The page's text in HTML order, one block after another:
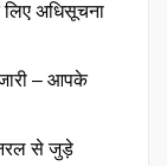
लिए अधिसूचना
– आपके
से जुड़े